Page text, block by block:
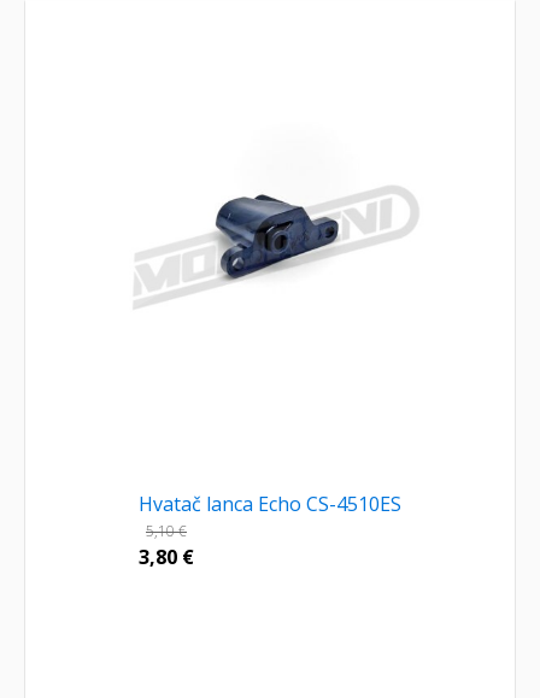
Hvatač lanca Echo CS-4510ES
5,10€
3,80 €